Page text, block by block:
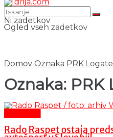
Ni zadetkov
Ogled vseh zadetkov
Domov Oznaka PRK
Oznaka: PRK
Rado Raspet ostaja